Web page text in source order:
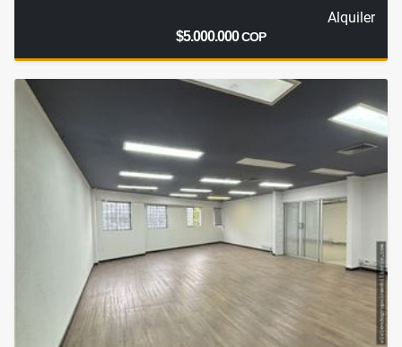
Alquiler
$5.000.000COP